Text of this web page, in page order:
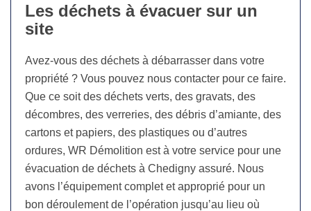
Les déchets à évacuer sur un
site
Avez-vous des déchets à débarrasser dans votre
propriété ? Vous pouvez nous contacter pour ce faire.
Que ce soit des déchets verts, des gravats, des
décombres, des verreries, des débris d’amiante, des
cartons et papiers, des plastiques ou d’autres
ordures, WR Démolition est à votre service pour une
évacuation de déchets à Chedigny assuré. Nous
avons l’équipement complet et approprié pour un
bon déroulement de l’opération jusqu’au lieu où